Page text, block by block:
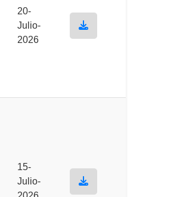
20-
Julio-
2026
15-
Julio-